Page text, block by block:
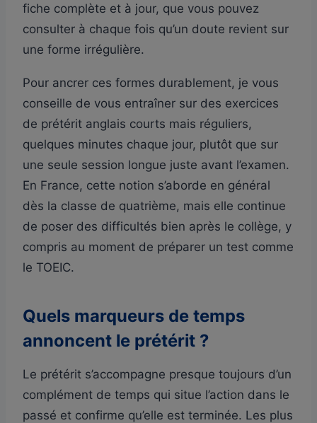
fiche complète et à jour, que vous pouvez
consulter à chaque fois qu’un doute revient sur
une forme irrégulière.
Pour ancrer ces formes durablement, je vous
conseille de vous entraîner sur des exercices
de prétérit anglais courts mais réguliers,
quelques minutes chaque jour, plutôt que sur
une seule session longue juste avant l’examen.
En France, cette notion s’aborde en général
dès la classe de quatrième, mais elle continue
de poser des difficultés bien après le collège, y
compris au moment de préparer un test comme
le TOEIC.
Quels marqueurs de temps
annoncent le prétérit ?
Le prétérit s’accompagne presque toujours d’un
complément de temps qui situe l’action dans le
passé et confirme qu’elle est terminée. Les plus